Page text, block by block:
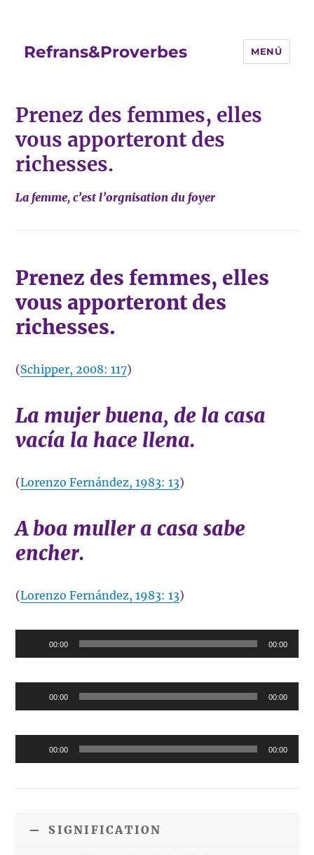
Refrans&Proverbes MENÚ
Prenez des femmes, elles
vous apporteront des
richesses.
La femme, c’est l’orgnisation du foyer
Prenez des femmes, elles
vous apporteront des
richesses.
(Schipper, 2008: 117)
La mujer buena, de la casa
vacía la hace llena.
(Lorenzo Fernández, 1983: 13)
A boa muller a casa sabe
encher.
(Lorenzo Fernández, 1983: 13)
Reproductor
de
00:00 00:00
Reproductor
de
00:00 00:00
Reproductor
de
00:00 00:00
SIGNIFICATION